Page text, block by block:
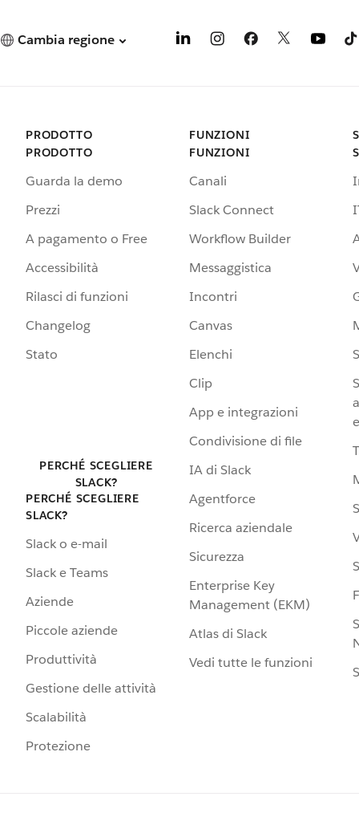
Cambia regione
PRODOTTO
PRODOTTO
Guarda la demo
Prezzi
A pagamento o Free
Accessibilità
Rilasci di funzioni
Changelog
Stato
PERCHÉ SCEGLIERE
SLACK?
PERCHÉ SCEGLIERE
SLACK?
Slack o e-mail
Slack e Teams
Aziende
Piccole aziende
Produttività
Gestione delle attività
Scalabilità
Protezione
FUNZIONI
FUNZIONI
Canali
Slack Connect
Workflow Builder
Messaggistica
Incontri
Canvas
Elenchi
Clip
App e integrazioni
Condivisione di file
IA di Slack
Agentforce
Ricerca aziendale
Sicurezza
Enterprise Key
Management (EKM)
Atlas di Slack
Vedi tutte le funzioni